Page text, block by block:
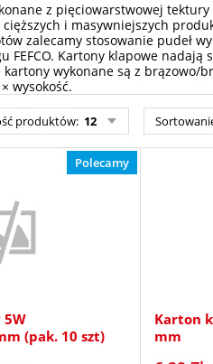
z pięciowarstwowej
i masywniejszych
zalecamy stosowanie pudeł
FEFCO. Kartony klapowe
kartony wykonane są z
wysokość.
produktów: 12
Polecamy
(pak. 10 szt)
Karton
mm